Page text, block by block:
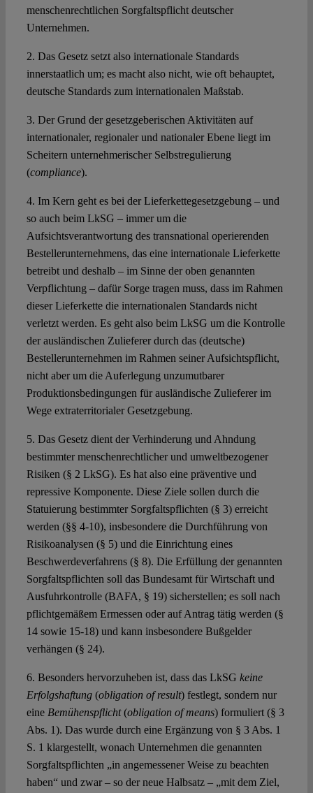
menschenrechtlichen Sorgfaltspflicht deutscher
Unternehmen.
2. Das Gesetz setzt also internationale Standards
innerstaatlich um; es macht also nicht, wie oft behauptet,
deutsche Standards zum internationalen Maßstab.
3. Der Grund der gesetzgeberischen Aktivitäten auf
internationaler, regionaler und nationaler Ebene liegt im
Scheitern unternehmerischer Selbstregulierung
(compliance).
4. Im Kern geht es bei der Lieferkettegesetzgebung – und
so auch beim LkSG – immer um die
Aufsichtsverantwortung des transnational operierenden
Bestellerunternehmens, das eine internationale Lieferkette
betreibt und deshalb – im Sinne der oben genannten
Verpflichtung – dafür Sorge tragen muss, dass im Rahmen
dieser Lieferkette die internationalen Standards nicht
verletzt werden. Es geht also beim LkSG um die Kontrolle
der ausländischen Zulieferer durch das (deutsche)
Bestellerunternehmen im Rahmen seiner Aufsichtspflicht,
nicht aber um die Auferlegung unzumutbarer
Produktionsbedingungen für ausländische Zulieferer im
Wege extraterritorialer Gesetzgebung.
5. Das Gesetz dient der Verhinderung und Ahndung
bestimmter menschenrechtlicher und umweltbezogener
Risiken (§ 2 LkSG). Es hat also eine präventive und
repressive Komponente. Diese Ziele sollen durch die
Statuierung bestimmter Sorgfaltspflichten (§ 3) erreicht
werden (§§ 4-10), insbesondere die Durchführung von
Risikoanalysen (§ 5) und die Einrichtung eines
Beschwerdeverfahrens (§ 8). Die Erfüllung der genannten
Sorgfaltspflichten soll das Bundesamt für Wirtschaft und
Ausfuhrkontrolle (BAFA, § 19) sicherstellen; es soll nach
pflichtgemäßem Ermessen oder auf Antrag tätig werden (§
14 sowie 15-18) und kann insbesondere Bußgelder
verhängen (§ 24).
6. Besonders hervorzuheben ist, dass das LkSG keine
Erfolgshaftung(obligation of result) festlegt, sondern nur
eine Bemühenspflicht(obligation of means) formuliert (§ 3
Abs. 1). Das wurde durch eine Ergänzung von § 3 Abs. 1
S. 1 klargestellt, wonach Unternehmen die genannten
Sorgfaltspflichten „in angemessener Weise zu beachten
haben“ und zwar – so der neue Halbsatz – „mit dem Ziel,